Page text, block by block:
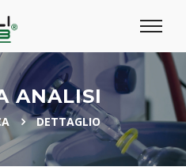
ANALISI
DETTAGLIO